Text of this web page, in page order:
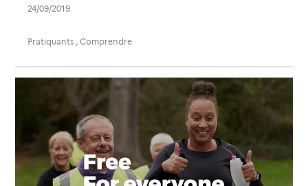
24/09/2019
Pratiquants ,Comprendre